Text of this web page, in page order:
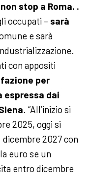
stop a Roma. .
occupati – sarà
e sarà
con appositi
per
espressa dai
. “All’inizio si
2025, oggi si
2027 con
euro se un
entro dicembre